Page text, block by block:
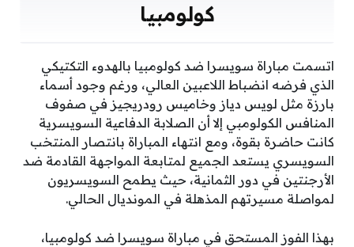
كولومبيا
اتسمت مباراة سويسرا ضد كولومبيا بالهدوء التكتيكي
الذي فرضه انضباط اللاعبين العالي، ورغم وجود أسماء
بارزة مثل لويس دياز وخاميس رودريجيز في صفوف
المنافس الكولومبي إلا أن الصلابة الدفاعية السويسرية
كانت حاضرة بقوة، ومع انتهاء المباراة بانتصار المنتخب
السويسري يستعد الجميع لمتابعة المواجهة القادمة ضد
الأرجنتين في دور الثمانية، حيث يطمح السويسريون
لمواصلة مسيرتهم المذهلة في المونديال الحالي.
بهذا الفوز المستحق في مباراة سويسرا ضد كولومبيا،